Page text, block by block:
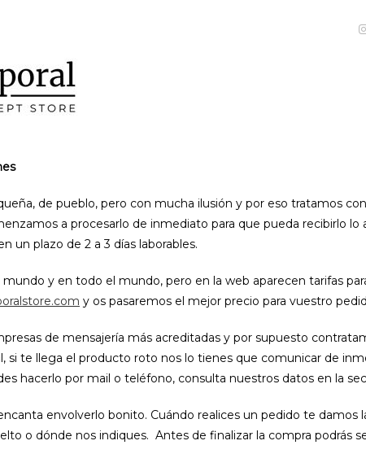
de pueblo, pero con mucha ilusión y por eso tratamos
a procesarlo de inmediato para que pueda recibirlo
un plazo de 2 a 3 días laborables.
y en todo el mundo, pero en la web aparecen tarifas
y os pasaremos el mejor precio para vuestro
de mensajería más acreditadas y por supuesto
si te llega el producto roto nos lo tienes que comunicar de
hacerlo por mail o teléfono, consulta nuestros datos en la
envolverlo bonito. Cuándo realices un pedido te
o dónde nos indiques. Antes de finalizar la compra podrás